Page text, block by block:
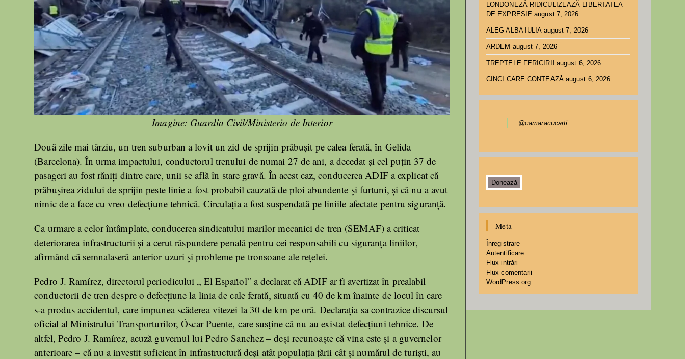
Imagine: Guardia Civil/Ministerio de Interior
Două zile mai târziu, un tren suburban a lovit un zid de sprijin prăbușit pe calea ferată, în Gelida
(Barcelona). În urma impactului, conductorul trenului de numai 27 de ani, a decedat și cel puțin 37 de
pasageri au fost răniți dintre care, unii se află în stare gravă. În acest caz, conducerea ADIF a explicat că
prăbușirea zidului de sprijin peste linie a fost probabil cauzată de ploi abundente și furtuni, și că nu a avut
nimic de a face cu vreo defecțiune tehnică. Circulația a fost suspendată pe liniile afectate pentru siguranță.
Ca urmare a celor întâmplate, conducerea sindicatului marilor mecanici de tren (SEMAF) a criticat
deteriorarea infrastructurii și a cerut răspundere penală pentru cei responsabili cu siguranța liniilor,
afirmând că semnalaseră anterior uzuri și probleme pe tronsoane ale rețelei.
Pedro J. Ramírez, directorul periodicului „ El Español” a declarat că ADIF ar fi avertizat în prealabil
conductorii de tren despre o defecțiune la linia de cale ferată, situată cu 40 de km înainte de locul în care
s-a produs accidentul, care impunea scăderea vitezei la 30 de km pe oră. Declarația sa contrazice discursul
oficial al Ministrului Transporturilor, Óscar Puente, care susține că nu au existat defecțiuni tehnice. De
altfel, Pedro J. Ramírez, acuză guvernul lui Pedro Sanchez – deși recunoaște că vina este și a guvernelor
anterioare – că nu a investit suficient în infrastructură deși atât populația țării cât și numărul de turiști, au
LONDONEZĂ RIDICULIZEAZĂ LIBERTATEA
DE EXPRESIE august 7, 2026
ALEG ALBA IULIA august 7, 2026
ARDEM august 7, 2026
TREPTELE FERICIRII august 6, 2026
CINCI CARE CONTEAZĂ august 6, 2026
@camaracucarti
Donează
Meta
Înregistrare
Autentificare
Flux intrări
Flux comentarii
WordPress.org